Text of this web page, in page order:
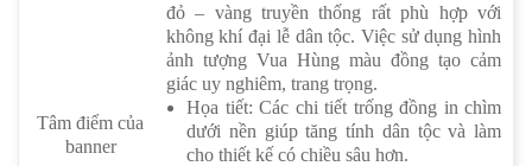
Tâm điểm của
banner
đỏ – vàng truyền thống rất phù hợp với
không khí đại lễ dân tộc. Việc sử dụng hình
ảnh tượng Vua Hùng màu đồng tạo cảm
giác uy nghiêm, trang trọng.
Họa tiết: Các chi tiết trống đồng in chìm
dưới nền giúp tăng tính dân tộc và làm
cho thiết kế có chiều sâu hơn.